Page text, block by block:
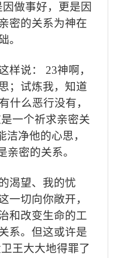
做事好，更是因
密的关系为神在
。
样说： 23神啊，
；试炼我，知道
什么恶行没有，
一个祈求亲密关
洁净他的心思，
亲密的关系。
渴望、我的忧
一切向你敞开，
和改变生命的工
系。但这或许是
王大大地得罪了